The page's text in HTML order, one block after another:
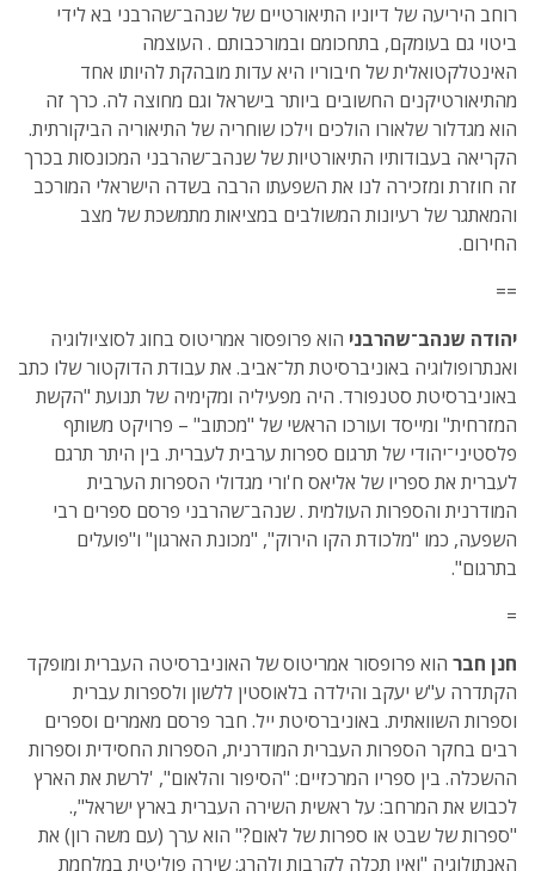
רוחב היריעה של דיוניו התיאורטיים של שנהב־שהרבני בא לידי
ביטוי גם בעומקם, בתחכומם ובמורכבותם . העוצמה
האינטלקטואלית של חיבוריו היא עדות מובהקת להיותו אחד
מהתיאורטיקנים החשובים ביותר בישראל וגם מחוצה לה. כרך זה
הוא מגדלור שלאורו הולכים וילכו שוחריה של התיאוריה הביקורתית.
הקריאה בעבודותיו התיאורטיות של שנהב־שהרבני המכונסות בכרך
זה חוזרת ומזכירה לנו את השפעתו הרבה בשדה הישראלי המורכב
והמאתגר של רעיונות המשולבים במציאות מתמשכת של מצב
החירום.
==
יהודה שנהב־שהרבני הוא פרופסור אמריטוס בחוג לסוציולוגיה
ואנתרופולוגיה באוניברסיטת תל־אביב. את עבודת הדוקטור שלו כתב
באוניברסיטת סטנפורד. היה מפעיליה ומקימיה של תנועת "הקשת
המזרחית" ומייסד ועורכו הראשי של "מכתוב" – פרויקט משותף
פלסטיני־יהודי של תרגום ספרות ערבית לעברית. בין היתר תרגם
לעברית את ספריו של אליאס ח'ורי מגדולי הספרות הערבית
המודרנית והספרות העולמית . שנהב־שהרבני פרסם ספרים רבי
השפעה, כמו "מלכודת הקו הירוק", "מכונת הארגון" ו"פועלים
בתרגום".
=
חנן חבר הוא פרופסור אמריטוס של האוניברסיטה העברית ומופקד
הקתדרה ע"ש יעקב והילדה בלאוסטין ללשון ולספרות עברית
וספרות השוואתית. באוניברסיטת ייל. חבר פרסם מאמרים וספרים
רבים בחקר הספרות העברית המודרנית, הספרות החסידית וספרות
ההשכלה. בין ספריו המרכזיים: "הסיפור והלאום", 'לרשת את הארץ
לכבוש את המרחב: על ראשית השירה העברית בארץ ישראל",.
"ספרות של שבט או ספרות של לאום?" הוא ערך (עם משה רון) את
האנתולוגיה "ואין תכלה לקרבות ולהרג: שירה פוליטית במלחמת